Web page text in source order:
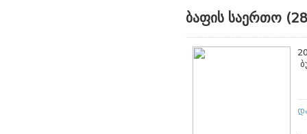
ბაფის საერთო